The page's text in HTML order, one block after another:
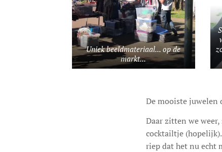
Uniek beeldmateriaal... op de
markt...
De mooiste juwelen
Daar zitten we
cocktailtje
riep dat het nu echt